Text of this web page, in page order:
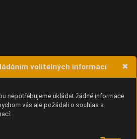
volitelných informací
nepotřebujeme ukládat žádné informace
vás ale požádali o souhlas s